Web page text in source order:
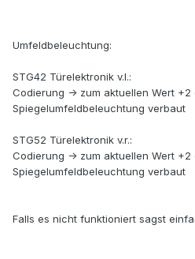
Umfeldbeleuchtung:
STG42 Türelektronik v.l.:
Codierung -> zum aktuellen Wert
Spiegelumfeldbeleuchtung verbaut
STG52 Türelektronik v.r.:
Codierung -> zum aktuellen Wert
Spiegelumfeldbeleuchtung verbaut
Falls es nicht funktioniert sagst